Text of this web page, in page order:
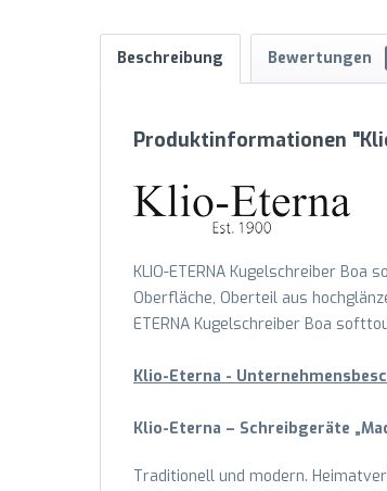
Beschreibung Bewertungen
Produktinformationen
KLIO-ETERNA Kugelschreiber
Oberfläche, Oberteil aus
ETERNA Kugelschreiber Boa
Klio-Eterna -
Klio-Eterna – Schreibgeräte
Traditionell und modern.